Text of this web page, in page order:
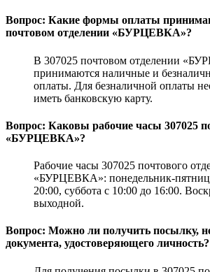
Вопрос: Какие формы оплаты
почтовом отделении «БУРЦЕВКА»?
В 307025 почтовом отделении
принимаются наличные и
оплаты. Для безналичной оплаты
иметь банковскую карту.
Вопрос: Каковы рабочие часы 307025
«БУРЦЕВКА»?
Рабочие часы 307025 почтового
«БУРЦЕВКА»: понедельник-
20:00, суббота с 10:00 до 16:00.
выходной.
Вопрос: Можно ли получить посылку,
документа, удостоверяющего личность?